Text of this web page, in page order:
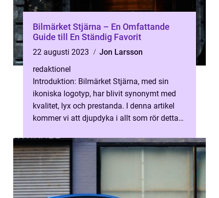
Bilmärket Stjärna – En Omfattande
Guide till En Ständig Favorit
22 augusti 2023
Jon Larsson
redaktionel
Introduktion: Bilmärket Stjärna, med sin
ikoniska logotyp, har blivit synonymt med
kvalitet, lyx och prestanda. I denna artikel
kommer vi att djupdyka i allt som rör detta